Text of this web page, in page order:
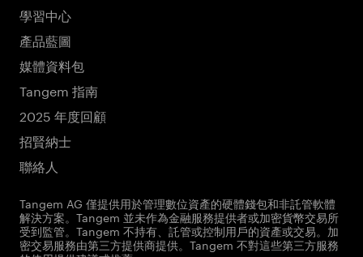
學習中心
產品藍圖
媒體資料包
Tangem 指南
2025 年度回顧
招賢納士
聯絡人
Tangem AG 僅提供用於管理數位資產的硬體錢包和非託管軟體
解決方案。Tangem 並未作為金融服務提供者或加密貨幣交易所
受到監管。Tangem 不持有、託管或控制用戶的資產或交易。加
密交易服務由第三方提供商提供。Tangem 不對這些第三方服務